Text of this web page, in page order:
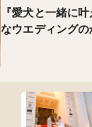
『愛犬と一緒に
なウエディングの